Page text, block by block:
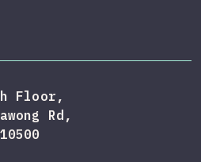
Floor,
Rd,